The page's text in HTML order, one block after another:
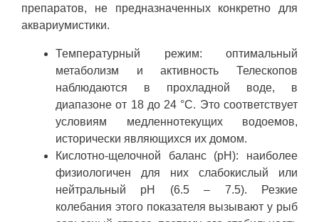
препаратов, не предназначенных конкретно для
аквариумистики.
Температурный режим: оптимальный
метаболизм и активность Телескопов
наблюдаются в прохладной воде, в
диапазоне от 18 до 24 °C. Это соответствует
условиям медленнотекущих водоемов,
исторически являющихся их домом.
Кислотно-щелочной баланс (pH): наиболее
физиологичен для них слабокислый или
нейтральный pH (6.5 – 7.5). Резкие
колебания этого показателя вызывают у рыб